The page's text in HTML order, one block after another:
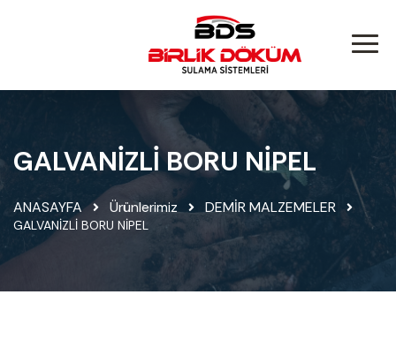
GALVANİZLİ BORU NİPEL
ANASAYFA Ürünlerimiz DEMİR MALZEMELER
GALVANİZLİ BORU NİPEL